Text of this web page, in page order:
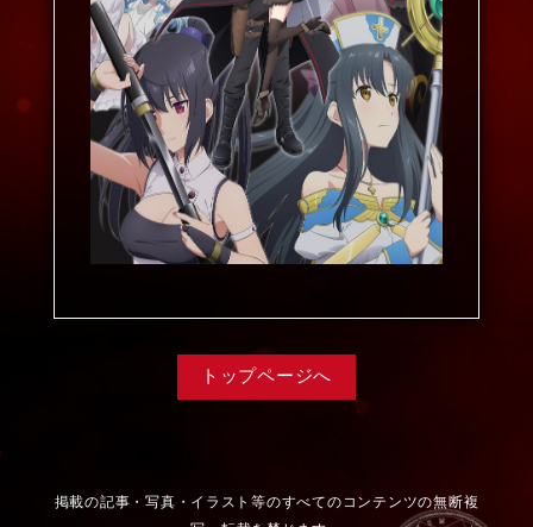
トップページへ
掲載の記事・写真・イラスト等のすべてのコンテンツの無断複